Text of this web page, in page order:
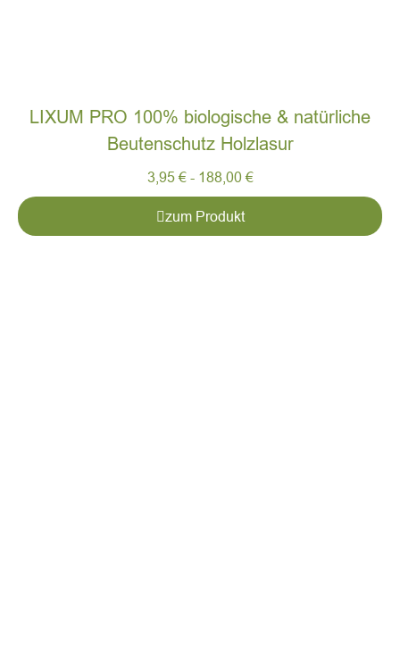
LIXUM PRO 100% biologische & natürliche
Beutenschutz Holzlasur
3,95 € - 188,00 €
zum Produkt